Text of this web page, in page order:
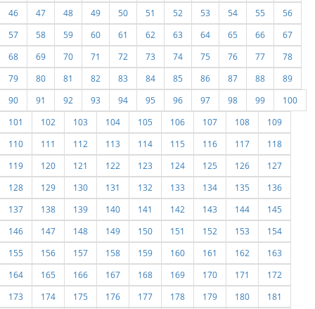
46
47 48 49 50 51 52 53 54 55
56
57
58 59 60 61 62 63 64 65 66
67
68
69 70 71 72 73 74 75 76 77
78
79
80 81 82 83 84 85 86 87 88
89
90
91 92 93 94 95 96 97 98 99
100
101
102 103 104 105 106 107 108
109
110
111 112 113 114 115 116 117
118
119
120 121 122 123 124 125 126
127
128
129 130 131 132 133 134 135
136
137
138 139 140 141 142 143 144
145
146
147 148 149 150 151 152 153
154
155
156 157 158 159 160 161 162
163
164
165 166 167 168 169 170 171
172
173
174 175 176 177 178 179 180
181